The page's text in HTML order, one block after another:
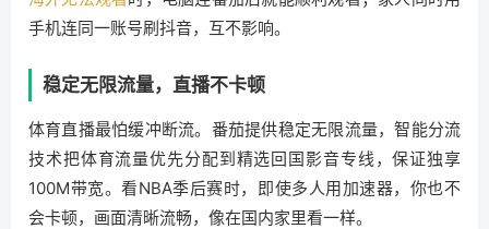
手机连同一账号刷抖音，互不影响。
稳定无限流量，直播不卡顿
体育直播最怕缓冲断流。番茄提供稳定无限流量，智能分流
技术把体育流量优先分配到精选回国影音专线，保证独享
100M带宽。看NBA季后赛时，即使多人用加速器，你也不
会卡顿，画面清晰流畅，像在国内家里看一样。